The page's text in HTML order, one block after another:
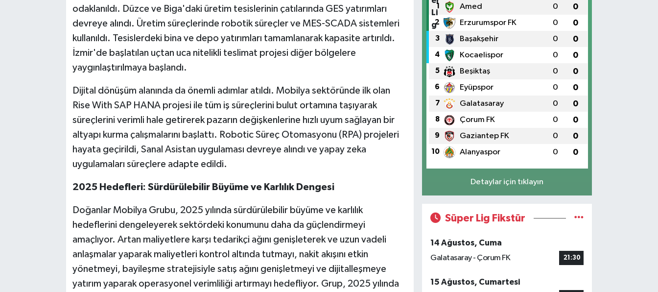
odaklanıldı. Düzce ve Biga'daki üretim tesislerinin çatılarında GES yatırımları
devreye alındı. Üretim süreçlerinde robotik süreçler ve MES-SCADA sistemleri
kullanıldı. Tesislerdeki bina ve depo yatırımları tamamlanarak kapasite artırıldı.
İzmir'de başlatılan uçtan uca nitelikli teslimat projesi diğer bölgelere
yaygınlaştırılmaya başlandı.
Dijital dönüşüm alanında da önemli adımlar atıldı. Mobilya sektöründe ilk olan
Rise With SAP HANA projesi ile tüm iş süreçlerini bulut ortamına taşıyarak
süreçlerini verimli hale getirerek pazarın değişkenlerine hızlı uyum sağlayan bir
altyapı kurma çalışmalarını başlattı. Robotic Süreç Otomasyonu (RPA) projeleri
hayata geçirildi, Sanal Asistan uygulaması devreye alındı ve yapay zeka
uygulamaları süreçlere adapte edildi.
2025 Hedefleri: Sürdürülebilir Büyüme ve Karlılık Dengesi
Doğanlar Mobilya Grubu, 2025 yılında sürdürülebilir büyüme ve karlılık
hedeflerini dengeleyerek sektördeki konumunu daha da güçlendirmeyi
amaçlıyor. Artan maliyetlere karşı tedarikçi ağını genişleterek ve uzun vadeli
anlaşmalar yaparak maliyetleri kontrol altında tutmayı, nakit akışını etkin
yönetmeyi, bayileşme stratejisiyle satış ağını genişletmeyi ve dijitalleşmeye
yatırım yaparak operasyonel verimliliği artırmayı hedefliyor. Grup, 2025 yılında
1 Amed 0 0
2 Erzurumspor FK 0 0
3 Başakşehir 0 0
4 Kocaelispor 0 0
5 Beşiktaş 0 0
6 Eyüpspor 0 0
7 Galatasaray 0 0
8 Çorum FK 0 0
9 Gaziantep FK 0 0
10 Alanyaspor 0 0
Detaylar için tıklayın
Süper Lig Fikstür
14 Ağustos, Cuma
Galatasaray - Çorum FK
21:30
15 Ağustos, Cumartesi